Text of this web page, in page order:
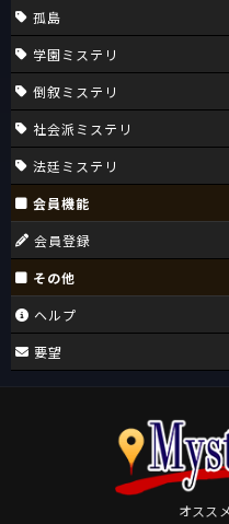
孤島
学園ミステリ
倒叙ミステリ
社会派ミステリ
法廷ミステリ
会員機能
会員登録
その他
ヘルプ
要望
オスス